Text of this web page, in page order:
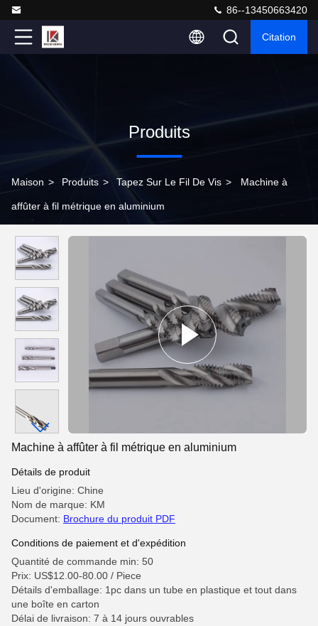
86--13450663420
Citation
Produits
Maison > Produits > Tapez Sur Le Fil De Vis > Machine à
affûter à fil métrique en aluminium
Machine à affûter à fil métrique en aluminium
Détails de produit
Lieu d'origine: Chine
Nom de marque: KM
Document: Brochure du produit PDF
Conditions de paiement et d'expédition
Quantité de commande min: 50
Prix: US$12.00-80.00 / Piece
Détails d'emballage: 1pc dans un tube en plastique et tout dans
une boîte en carton
Délai de livraison: 7 à 14 jours ouvrables